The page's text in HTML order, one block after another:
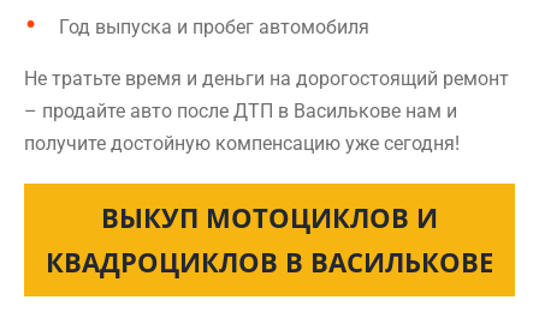
Год выпуска и пробег автомобиля
Не тратьте время и деньги на дорогостоящий ремонт
– продайте авто после ДТП в Василькове нам и
получите достойную компенсацию уже сегодня!
ВЫКУП МОТОЦИКЛОВ И
КВАДРОЦИКЛОВ В ВАСИЛЬКОВЕ